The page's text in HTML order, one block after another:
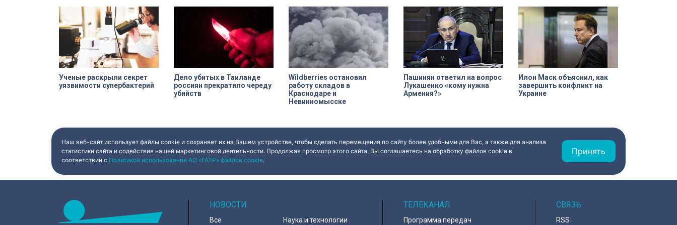
Ученые раскрыли секрет
уязвимости супербактерий
Дело убитых в Таиланде
россиян прекратило череду
убийств
Wildberries остановил
работу складов в
Краснодаре и
Невинномысске
Пашинян ответил на вопрос
Лукашенко «кому нужна
Армения?»
Илон Маск объяснил, как
завершить конфликт на
Украине
Наш веб-сайт использует файлы cookie и сохраняет их на Вашем устройстве, чтобы сделать перемещения по сайту более удобными для Вас, а также для анализа
статистики сайта и содействия нашей маркетинговой деятельности. Продолжая просмотр этого сайта, Вы соглашаетесь на обработку файлов cookie в
соответствии с Политикой использования АО «ГАТР» файлов cookie.
Принять
НОВОСТИ
Все Наука и технологии
ТЕЛЕКАНАЛ
Программа передач
СВЯЗЬ
RSS